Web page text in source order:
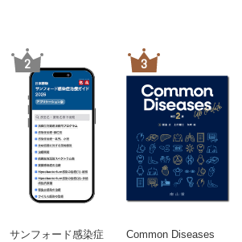
2
サンフォード感染症
3
Common Diseases